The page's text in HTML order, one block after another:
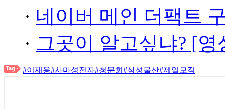
· 네이버 메인 더팩트
· 그곳이 알고싶냐? [
#이재용#사마성전자#청문회 #삼성물산#제일모직